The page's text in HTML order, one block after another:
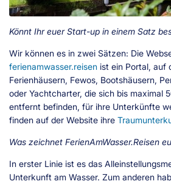
Könnt Ihr euer Start-up in einem Satz
Wir können es in zwei Sätzen: Die
ferienamwasser.reisen ist ein Portal, auf
Ferienhäusern, Fewos, Bootshäusern,
oder Yachtcharter, die sich bis maximal
entfernt befinden, für ihre Unterkünfte
finden auf der Website ihre
Was zeichnet FerienAmWasser.Reisen
In erster Linie ist es das
Unterkunft am Wasser. Zum anderen